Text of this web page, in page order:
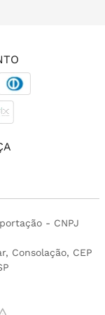
- CNPJ
Consolação, CEP